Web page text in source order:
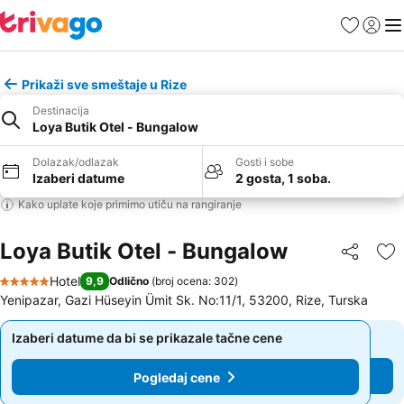
FavoritiPrijavi
Prikaži sve smeštaje u Rize
Destinacija
Loya Butik Otel - Bungalow
Dolazak/odlazak
Izaberi datume
Gosti i sobe
2 gosta, 1 soba.
Kako uplate koje primimo utiču na rangiranje
Loya Butik Otel - Bungalow Deli
5 Zvezdice
Hotel 9,9 Odlično (broj ocena: 302)
Yenipazar, Gazi Hüseyin Ümit Sk. No:11/1, 53200, Rize, Turska
Izaberi datume da bi se prikazale tačne cene
Pogledaj cene
Izaberi datume da bi se prikazale tačne cene
Pogledaj cene